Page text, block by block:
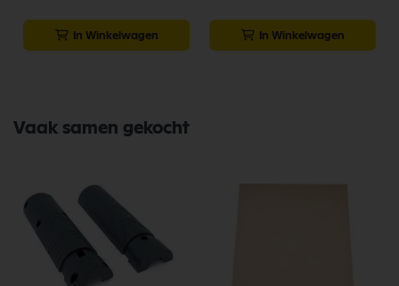
In Winkelwagen In Winkelwagen
Vaak samen gekocht